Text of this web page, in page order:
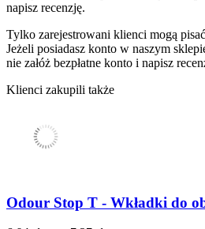
napisz recenzję.
Tylko zarejestrowani klienci mogą
Jeżeli posiadasz konto w naszym
nie załóż bezpłatne konto i napisz
Klienci zakupili także
Odour Stop T - Wkładki do